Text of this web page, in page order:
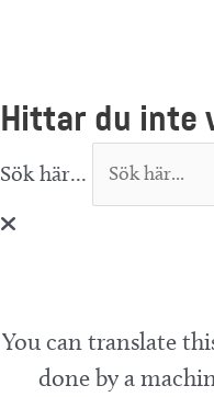
Hittar du inte
Sök här...
You can translate
done by a